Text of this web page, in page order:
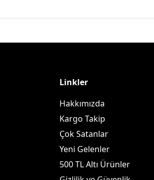
Linkler
Hakkımızda
Kargo Takip
Çok Satanlar
Yeni Gelenler
500 TL Altı Ürünler